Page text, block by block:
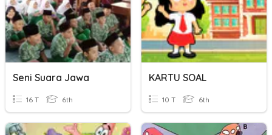
Seni Suara Jawa
16 T 6th
KARTU SOAL
10 T 6th